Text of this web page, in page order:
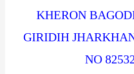
KHERON
GIRIDIH
NO